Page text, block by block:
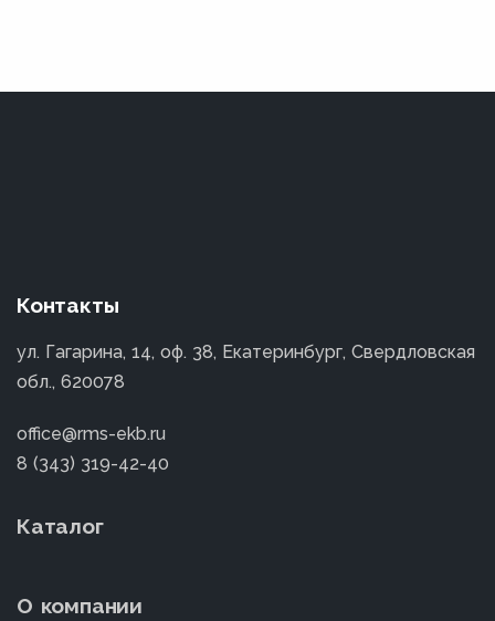
Контакты
ул. Гагарина, 14, оф. 38, Екатеринбург, Свердловская
обл., 620078
office@rms-ekb.ru
8 (343) 319-42-40
Каталог
О компании